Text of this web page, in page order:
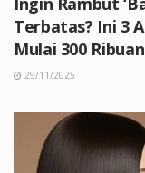
Terbatas? Ini 3
Mulai 300
29/11/2025